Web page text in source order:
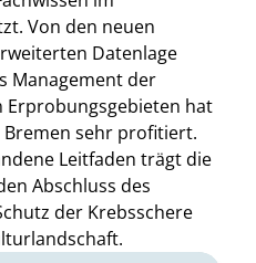
Von den neuen
Datenlage
Management der
Erprobungsgebieten hat
sehr profitiert.
Leitfaden trägt die
Abschluss des
der Krebsschere